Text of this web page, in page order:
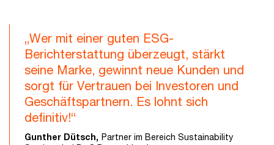
„Wer mit einer guten ESG-
Berichterstattung überzeugt, stärkt
seine Marke, gewinnt neue Kunden und
sorgt für Vertrauen bei Investoren und
Geschäftspartnern. Es lohnt sich
definitiv!“
Gunther Dütsch, Partner im Bereich Sustainability